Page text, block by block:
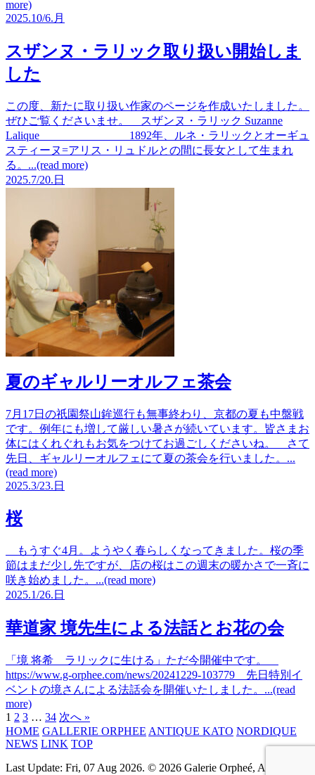
more)
2025.10/6. 月
スザンヌ・ラリック取り扱い開始しま
した
この度、新たに取り扱い作家のページを作成いたしました。
ぜひご覧くださいませ。 スザンヌ・ラリック Suzanne
Lalique 1892年、ルネ・ラリックとオーギュ
スティーヌ=アリス・リュドルとの間に長女として生まれ
る。...(read more)
2025.7/20. 日
夏のギャルリーオルフェ茶会
7月17日の祇園祭山鉾巡行も無事終わり、京都の夏も中盤戦
です。例年にも増して厳しい暑さが続いています。皆さまお
体にはくれぐれもお気をつけてお過ごしくださいね。 さて
先日、ギャルリーオルフェにて夏の茶会を行いました。...
(read more)
2025.3/23. 日
桜
もうすぐ4月。ようやく春らしくなってきました。桜の季
節はまだ少し先ですが、店の桜はこの週末の暖かさで一斉に
咲き始めました。...(read more)
2025.1/26. 日
華道家 境先生による法話とお花の会
「境 将希 ラリックに生ける」ただ今開催中です。
https://www.g-orphee.com/news/20241229-103779 先日特別イ
ベントの境さんによる法話会を開催いたしました。...(read
more)
1 2 3 … 34 次へ »
HOME GALLERIE ORPHEE ANTIQUE KATO NORDIQUE
NEWS LINK TOP
Last Update: Fri, 07 Aug 2026. © 2026 Galerie Orpheé, All rights